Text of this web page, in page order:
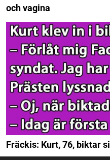
och vagina
Fräckis: Kurt, 76, biktar